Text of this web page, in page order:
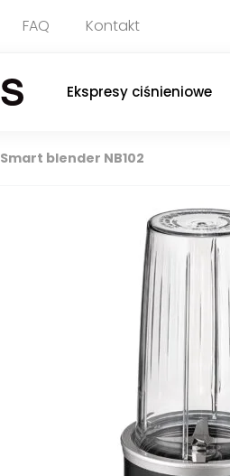
FAQ Kontakt
Ekspresy ciśnieniowe
Smart blender NB102